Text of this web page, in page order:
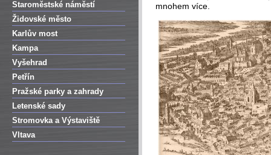
Staroměstské náměstí
Židovské město
Karlův most
Kampa
Vyšehrad
Petřín
Pražské parky a zahrady
Letenské sady
Stromovka a Výstaviště
Vltava
mnohem více.